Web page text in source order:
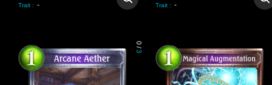
Trait : - Trait : -
0
/
3